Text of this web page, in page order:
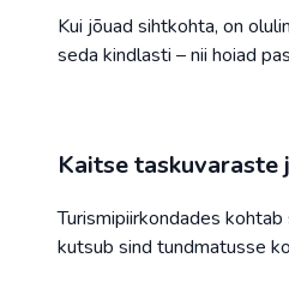
Kui jõuad sihtkohta, on
seda kindlasti – nii hoiad
Kaitse
Turismipiirkondades
kutsub sind tundmatusse